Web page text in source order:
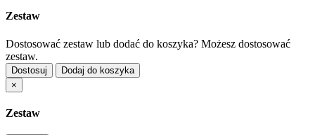
Zestaw
Dostosować zestaw lub dodać do koszyka? Możesz dostosować
zestaw.
Dostosuj
Dodaj do koszyka
×
Zestaw